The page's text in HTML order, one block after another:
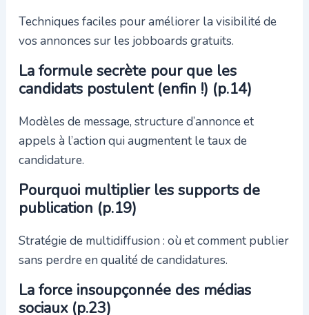
Techniques faciles pour améliorer la visibilité de
vos annonces sur les jobboards gratuits.
La formule secrète pour que les
candidats postulent (enfin !) (p.14)
Modèles de message, structure d’annonce et
appels à l’action qui augmentent le taux de
candidature.
Pourquoi multiplier les supports de
publication (p.19)
Stratégie de multidiffusion : où et comment publier
sans perdre en qualité de candidatures.
La force insoupçonnée des médias
sociaux (p.23)